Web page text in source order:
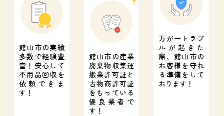
館山市の実績
多数で経験豊
富！ 安心して
不用品回収を
依頼できま
す！
館山市の産業
廃棄物収集運
搬業許可証と
古物商許可証
をもっている
優良業者で
す！
万が一トラブ
ルが起きた
際、館山市の
お客様を守れ
る準備をして
おります！